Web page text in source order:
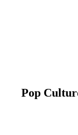
Pop